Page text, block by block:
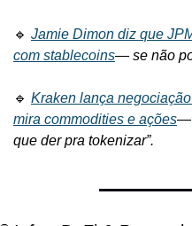
🔹 Jamie Dimon diz que
com stablecoins— se não
🔹 Kraken lança
mira commodities e ações—
que der pra tokenizar”.